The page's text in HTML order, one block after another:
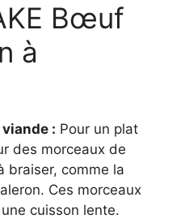
Bœuf
à
: Pour un plat
des morceaux de
comme la
Ces morceaux
cuisson lente.